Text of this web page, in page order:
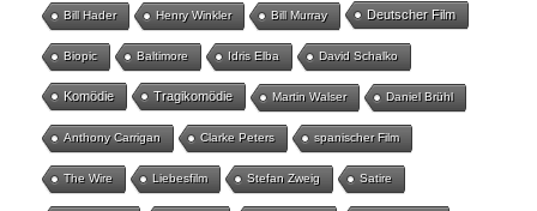
Bill Hader Henry Winkler Bill Murray Deutscher Film
Biopic Baltimore Idris Elba David Schalko
Komödie Tragikomödie Martin Walser Daniel Brühl
Anthony Carrigan Clarke Peters spanischer Film
The Wire Liebesfilm Stefan Zweig Satire